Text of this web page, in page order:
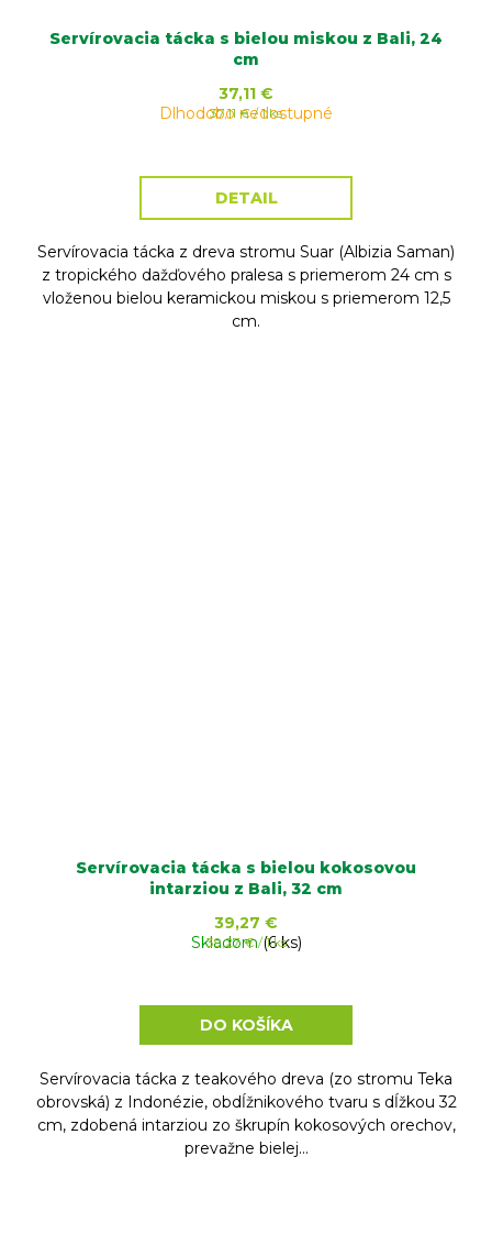
Servírovacia tácka s bielou miskou z Bali, 24
cm
Dlhodobo nedostupné
37,11 €
Jednotková
37,11 € / 1 ks
DETAIL
Servírovacia tácka z dreva stromu Suar (Albizia Saman)
z tropického dažďového pralesa s priemerom 24 cm s
vloženou bielou keramickou miskou s priemerom 12,5
cm.
Servírovacia tácka s bielou kokosovou
intarziou z Bali, 32 cm
Skladom(6 ks)
39,27 €
Jednotková
39,27 € / 1 ks
DO KOŠÍKA
Servírovacia tácka z teakového dreva (zo stromu Teka
obrovská) z Indonézie, obdĺžnikového tvaru s dĺžkou 32
cm, zdobená intarziou zo škrupín kokosových orechov,
prevažne bielej...